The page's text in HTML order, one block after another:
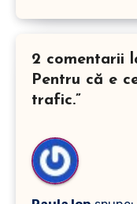
2 comentarii
Pentru că e
trafic.”